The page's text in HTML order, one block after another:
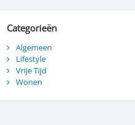
Categorieën
Algemeen
Lifestyle
Vrije Tijd
Wonen